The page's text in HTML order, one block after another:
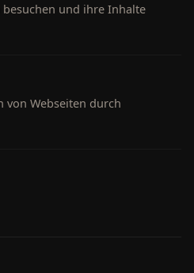
und ihre Inhalte
von Webseiten durch